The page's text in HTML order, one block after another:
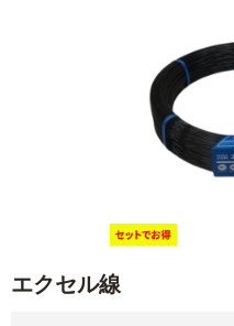
エクセル線